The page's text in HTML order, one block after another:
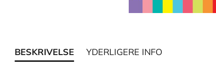
BESKRIVELSE YDERLIGERE INFO